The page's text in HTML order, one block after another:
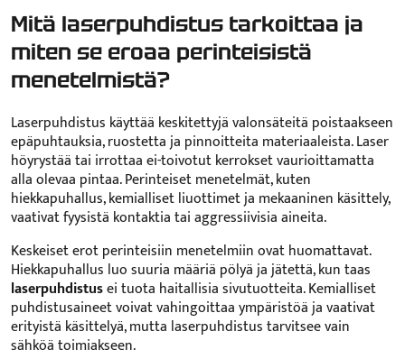
Mitä laserpuhdistus tarkoittaa ja
miten se eroaa perinteisistä
menetelmistä?
Laserpuhdistus käyttää keskitettyjä valonsäteitä poistaakseen
epäpuhtauksia, ruostetta ja pinnoitteita materiaaleista. Laser
höyrystää tai irrottaa ei-toivotut kerrokset vaurioittamatta
alla olevaa pintaa. Perinteiset menetelmät, kuten
hiekkapuhallus, kemialliset liuottimet ja mekaaninen käsittely,
vaativat fyysistä kontaktia tai aggressiivisia aineita.
Keskeiset erot perinteisiin menetelmiin ovat huomattavat.
Hiekkapuhallus luo suuria määriä pölyä ja jätettä, kun taas
laserpuhdistusei tuota haitallisia sivutuotteita. Kemialliset
puhdistusaineet voivat vahingoittaa ympäristöä ja vaativat
erityistä käsittelyä, mutta laserpuhdistus tarvitsee vain
sähköä toimiakseen.